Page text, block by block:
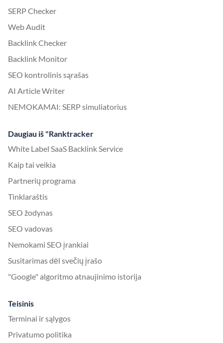
SERP Checker
Web Audit
Backlink Checker
Backlink Monitor
SEO kontrolinis sąrašas
AI Article Writer
NEMOKAMAI: SERP simuliatorius
Daugiau iš "Ranktracker
White Label SaaS Backlink Service
Kaip tai veikia
Partnerių programa
Tinklaraštis
SEO žodynas
SEO vadovas
Nemokami SEO įrankiai
Susitarimas dėl svečių įrašo
"Google" algoritmo atnaujinimo istorija
Teisinis
Terminai ir sąlygos
Privatumo politika